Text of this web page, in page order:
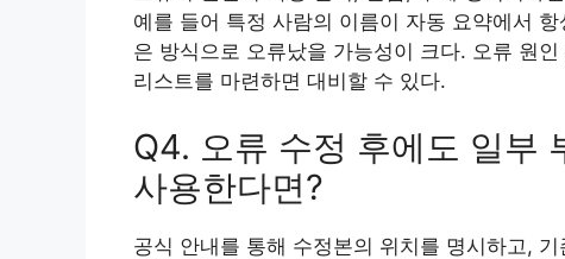
예를 들어 특정 사람의 이름이 자동 요약에서
은 방식으로 오류났을 가능성이 크다. 오류 원
리스트를 마련하면 대비할 수 있다.
Q4. 오류 수정 후에도 일부
사용한다면?
공식 안내를 통해 수정본의 위치를 명시하고, 기